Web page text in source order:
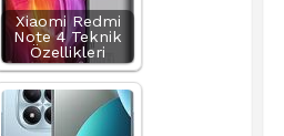
Xiaomi Redmi
Note 4 Teknik
Özellikleri
x 2856 piksel, 120 Hz LTPO